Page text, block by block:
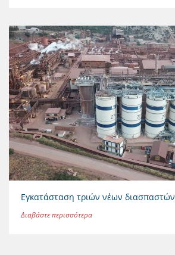
Εγκατάσταση τριών νέων διασπαστών
Διαβάστε περισσότερα